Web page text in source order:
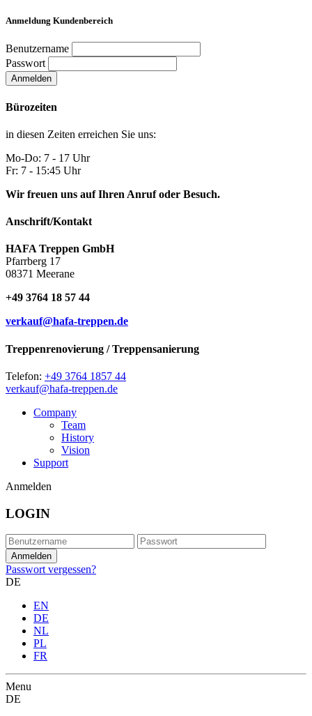
Anmeldung Kundenbereich
Benutzername
Passwort
Anmelden
Bürozeiten
in diesen Zeiten erreichen Sie uns:
Mo-Do: 7 - 17 Uhr
Fr: 7 - 15:45 Uhr
Wir freuen uns auf Ihren Anruf oder Besuch.
Anschrift/Kontakt
HAFA Treppen GmbH
Pfarrberg 17
08371 Meerane
+49 3764 18 57 44
verkauf@hafa-treppen.de
Treppenrenovierung / Treppensanierung
Telefon: +49 3764 1857 44
verkauf@hafa-treppen.de
Company
Team
History
Vision
Support
Anmelden
LOGIN
Passwort vergessen?
DE
EN
DE
NL
PL
FR
Menu
DE